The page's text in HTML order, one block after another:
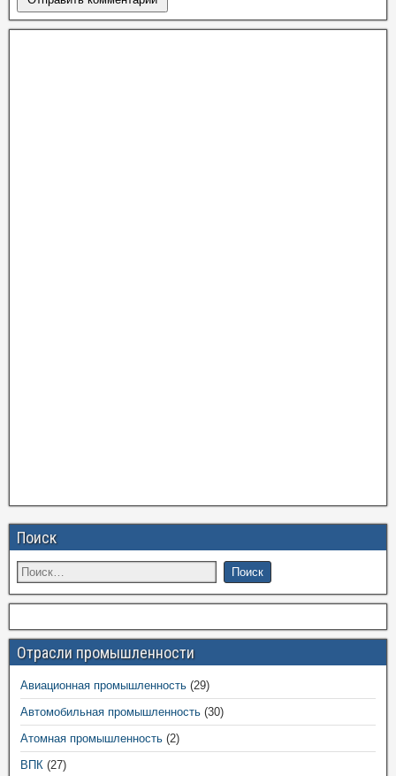
Поиск
Отрасли промышленности
Авиационная промышленность (29)
Автомобильная промышленность (30)
Атомная промышленность (2)
ВПК (27)